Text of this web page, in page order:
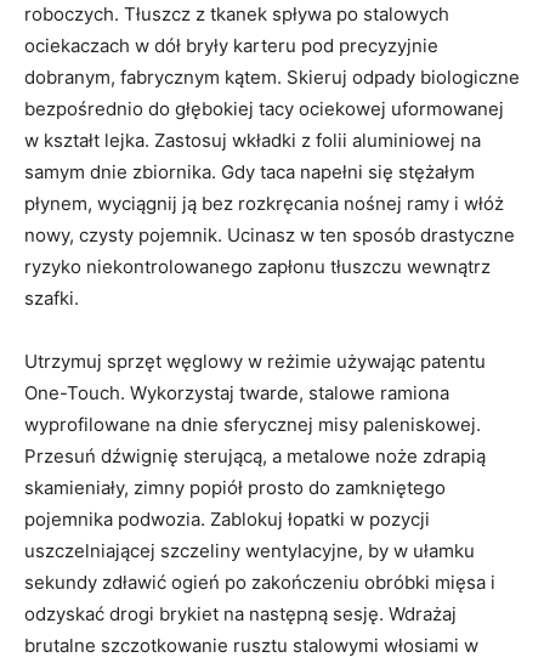
roboczych. Tłuszcz z tkanek spływa po stalowych
ociekaczach w dół bryły karteru pod precyzyjnie
dobranym, fabrycznym kątem. Skieruj odpady biologiczne
bezpośrednio do głębokiej tacy ociekowej uformowanej
w kształt lejka. Zastosuj wkładki z folii aluminiowej na
samym dnie zbiornika. Gdy taca napełni się stężałym
płynem, wyciągnij ją bez rozkręcania nośnej ramy i włóż
nowy, czysty pojemnik. Ucinasz w ten sposób drastyczne
ryzyko niekontrolowanego zapłonu tłuszczu wewnątrz
szafki.
Utrzymuj sprzęt węglowy w reżimie używając patentu
One-Touch. Wykorzystaj twarde, stalowe ramiona
wyprofilowane na dnie sferycznej misy paleniskowej.
Przesuń dźwignię sterującą, a metalowe noże zdrapią
skamieniały, zimny popiół prosto do zamkniętego
pojemnika podwozia. Zablokuj łopatki w pozycji
uszczelniającej szczeliny wentylacyjne, by w ułamku
sekundy zdławić ogień po zakończeniu obróbki mięsa i
odzyskać drogi brykiet na następną sesję. Wdrażaj
brutalne szczotkowanie rusztu stalowymi włosiami w